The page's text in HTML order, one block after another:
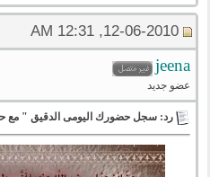
12-06-2010, 12:31 AM
jeena
عضو جديد
رد: سجل حضورك اليومى الدقيق " مع